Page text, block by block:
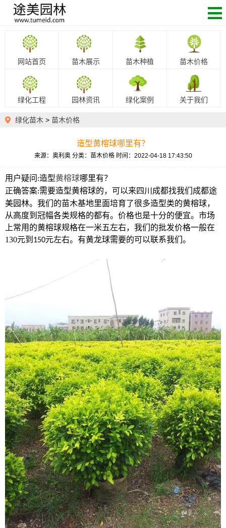
网站首页 苗木展示 苗木种植 苗木价格
绿化工程 园林资讯 绿化案例 关于我们
绿化苗木 > 苗木价格
造型黄榕球哪里有？
来源：奥利奥 分类：苗木价格 时间：2022-04-18 17:43:50
用户疑问 :造型黄榕球哪里有？
正确答案:需要造型黄榕球的，可以来四川成都找我们成都途
美园林。我们的苗木基地里面培育了很多造型类的黄榕球，
从高度到冠幅各类规格的都有。价格也是十分的便宜。市场
上常用的黄榕球规格在一米五左右，我们的批发价格一般在
130元到 150元左右。有黄龙球需要的可以联系我们。